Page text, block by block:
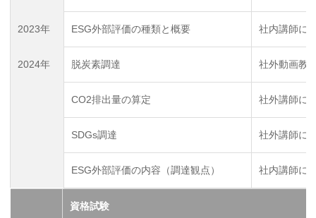
2023年 ESG外部評価の種類と概要 社内講師に
2024年 脱炭素調達 社外動画教
CO2排出量の算定 社外講師に
SDGs調達 社外講師に
ESG外部評価の内容（調達観点） 社内講師に
資格試験